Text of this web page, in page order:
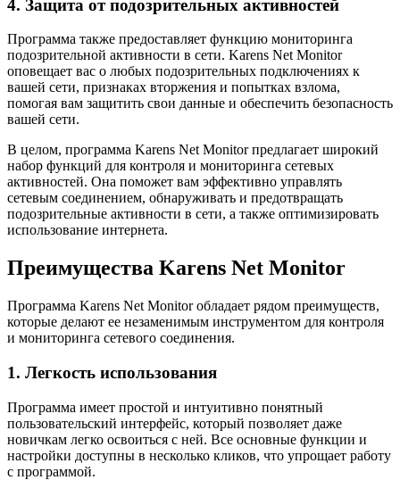
4. Защита от подозрительных активностей
Программа также предоставляет функцию мониторинга
подозрительной активности в сети. Karens Net Monitor
оповещает вас о любых подозрительных подключениях к
вашей сети, признаках вторжения и попытках взлома,
помогая вам защитить свои данные и обеспечить безопасность
вашей сети.
В целом, программа Karens Net Monitor предлагает широкий
набор функций для контроля и мониторинга сетевых
активностей. Она поможет вам эффективно управлять
сетевым соединением, обнаруживать и предотвращать
подозрительные активности в сети, а также оптимизировать
использование интернета.
Преимущества Karens Net Monitor
Программа Karens Net Monitor обладает рядом преимуществ,
которые делают ее незаменимым инструментом для контроля
и мониторинга сетевого соединения.
1. Легкость использования
Программа имеет простой и интуитивно понятный
пользовательский интерфейс, который позволяет даже
новичкам легко освоиться с ней. Все основные функции и
настройки доступны в несколько кликов, что упрощает работу
с программой.